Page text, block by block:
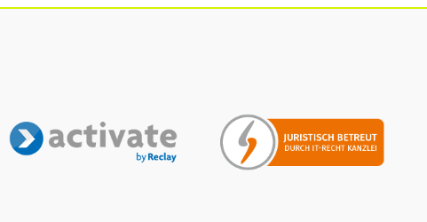
Fahrzeuginsassen vor Allergenen und Schadstoffen
Fehlkäufe zu vermeiden, bieten wir Ihnen die Möglichkeit,
uns vor Ihrer Bestellung oder in der Kaufabwicklung die 17-
stellige Fahrgestellnummer(Bsp. VW: WVWZZZ... Audi: